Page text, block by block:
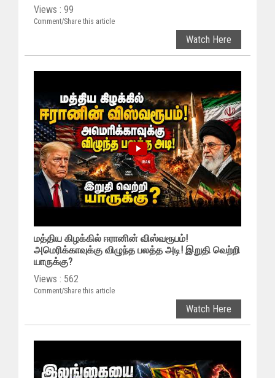
Views : 99
Comment/Share this article
Watch Here
மத்திய கிழக்கில் ஈரானின் விஸ்வரூபம்!
அமெரிக்காவுக்கு விழுந்த பலத்த அடி! இறுதி வெற்றி
யாருக்கு?
Views : 562
Comment/Share this article
Watch Here